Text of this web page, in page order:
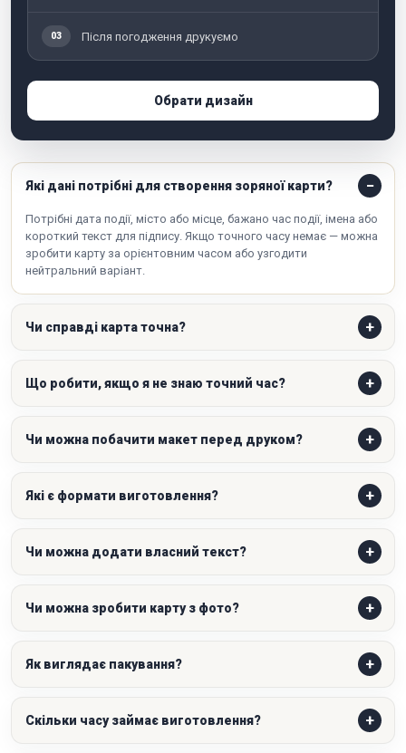
03 Після погодження друкуємо
Обрати дизайн
Які дані потрібні для створення зоряної карти?
Потрібні дата події, місто або місце, бажано час події, імена або
короткий текст для підпису. Якщо точного часу немає — можна
зробити карту за орієнтовним часом або узгодити
нейтральний варіант.
Чи справді карта точна?
Що робити, якщо я не знаю точний час?
Чи можна побачити макет перед друком?
Які є формати виготовлення?
Чи можна додати власний текст?
Чи можна зробити карту з фото?
Як виглядає пакування?
Скільки часу займає виготовлення?